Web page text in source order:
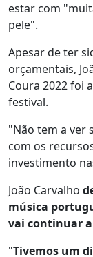
estar com
pele".
Apesar de ter
orçamentais,
Coura 2022 foi
festival.
"Não tem a ver
com os
investimento
João Carvalho
música
vai continuar
"Tivemos um